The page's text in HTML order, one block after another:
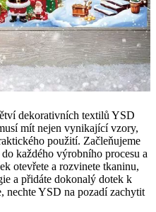
dekorativních textilů YSD
mít nejen vynikající vzory,
použití. Začleňujeme
každého výrobního procesu a
otevřete a rozvinete tkaninu,
a přidáte dokonalý dotek k
nechte YSD na pozadí zachytit